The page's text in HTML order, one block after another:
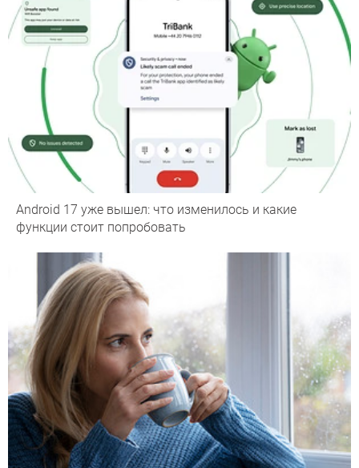
Android 17 уже вышел: что изменилось и какие
функции стоит попробовать